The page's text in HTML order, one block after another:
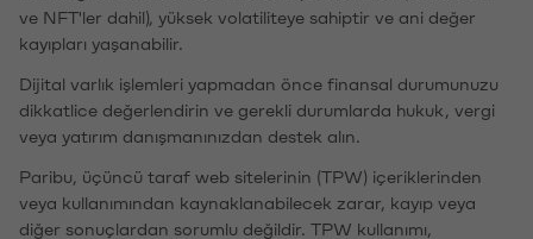
ve NFT'ler dahil), yüksek volatiliteye sahiptir ve ani değer
kayıpları yaşanabilir.
Dijital varlık işlemleri yapmadan önce finansal durumunuzu
dikkatlice değerlendirin ve gerekli durumlarda hukuk, vergi
veya yatırım danışmanınızdan destek alın.
Paribu, üçüncü taraf web sitelerinin (TPW) içeriklerinden
veya kullanımından kaynaklanabilecek zarar, kayıp veya
diğer sonuçlardan sorumlu değildir. TPW kullanımı,